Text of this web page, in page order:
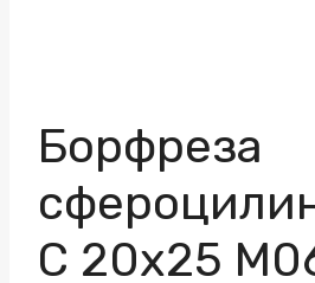
Борфреза
C 20х25